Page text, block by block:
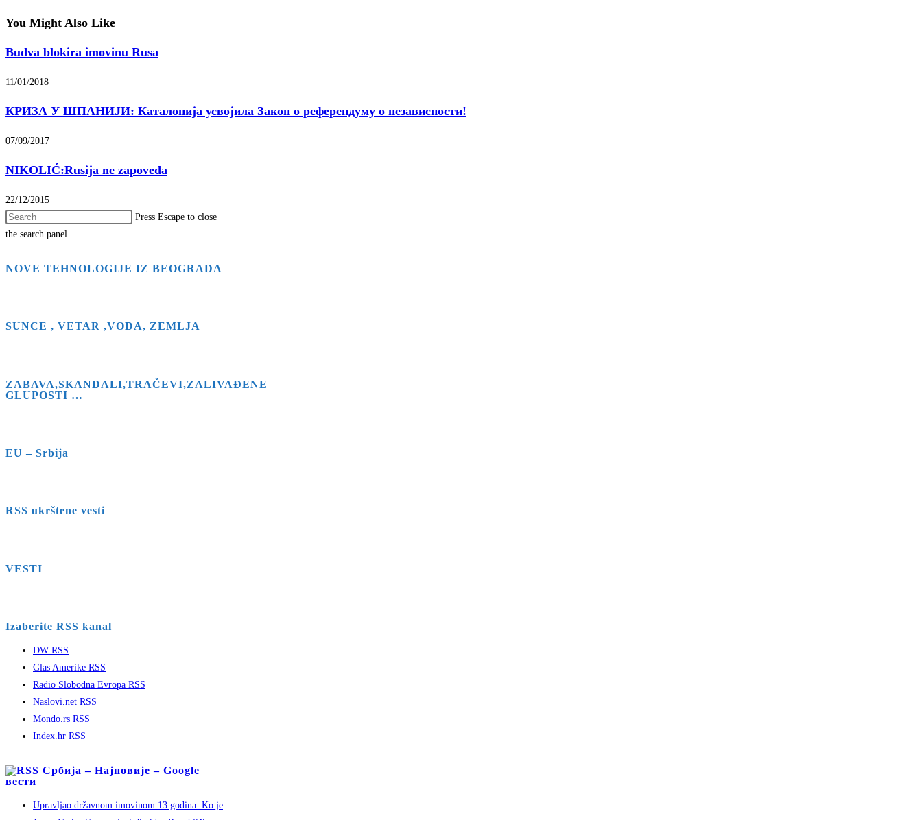
You Might Also Like
Budva blokira imovinu Rusa
11/01/2018
КРИЗА У ШПАНИЈИ: Каталонија усвојила Закон о референдуму о независности!
07/09/2017
NIKOLIĆ:Rusija ne zapoveda
22/12/2015
Press Escape to close
the search panel.
NOVE TEHNOLOGIJE IZ BEOGRADA
SUNCE , VETAR ,VODA, ZEMLJA
ZABAVA,SKANDALI,TRAČEVI,ZALIVAĐENE
GLUPOSTI …
EU – Srbija
RSS ukrštene vesti
VESTI
Izaberite RSS kanal
DW RSS
Glas Amerike RSS
Radio Slobodna Evropa RSS
Naslovi.net RSS
Mondo.rs RSS
Index.hr RSS
Србија – Најновије – Google
вести
Upravljao državnom imovinom 13 godina: Ko je